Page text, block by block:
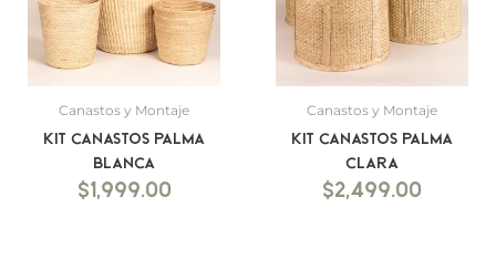
Canastos y Montaje
Kit canastos palma
blanca
$1,999.00
Canastos y Montaje
Kit canastos palma
clara
$2,499.00